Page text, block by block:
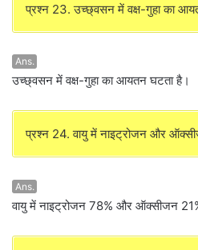
प्रश्न 23. उच्छ्वसन में वक्ष-गुहा का
Ans.
उच्छ्वसन में वक्ष-गुहा का आयतन घटता है।
प्रश्न 24. वायु में नाइट्रोजन और
Ans.
वायु में नाइट्रोजन 78% और ऑक्सीजन